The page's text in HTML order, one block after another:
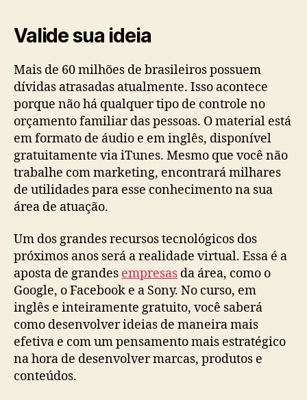
Valide sua ideia
Mais de 60 milhões de brasileiros possuem
dívidas atrasadas atualmente. Isso acontece
porque não há qualquer tipo de controle no
orçamento familiar das pessoas. O material está
em formato de áudio e em inglês, disponível
gratuitamente via iTunes. Mesmo que você não
trabalhe com marketing, encontrará milhares
de utilidades para esse conhecimento na sua
área de atuação.
Um dos grandes recursos tecnológicos dos
próximos anos será a realidade virtual. Essa é a
aposta de grandes empresas da área, como o
Google, o Facebook e a Sony. No curso, em
inglês e inteiramente gratuito, você saberá
como desenvolver ideias de maneira mais
efetiva e com um pensamento mais estratégico
na hora de desenvolver marcas, produtos e
conteúdos.